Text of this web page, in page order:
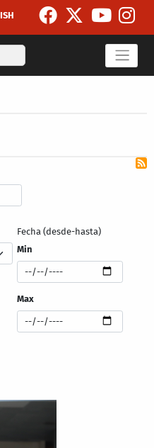
Search
a la navegación
Fecha (desde-hasta)
Min
Max